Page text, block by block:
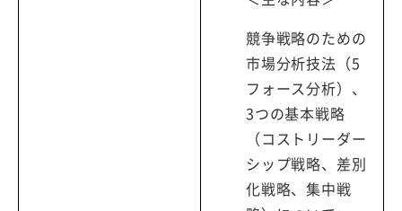
競争戦略のための
市場分析技法（5
フォース分析）、
3つの基本戦略
（コストリーダー
シップ戦略、差別
化戦略、集中戦